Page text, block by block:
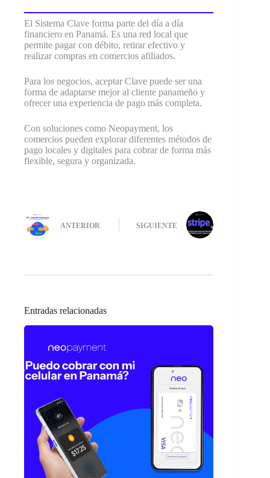
El Sistema Clave forma parte del día a día
financiero en Panamá. Es una red local que
permite pagar con débito, retirar efectivo y
realizar compras en comercios afiliados.
Para los negocios, aceptar Clave puede ser una
forma de adaptarse mejor al cliente panameño y
ofrecer una experiencia de pago más completa.
Con soluciones como Neopayment, los
comercios pueden explorar diferentes métodos de
pago locales y digitales para cobrar de forma más
flexible, segura y organizada.
ANTERIOR SIGUIENTE
Entradas relacionadas